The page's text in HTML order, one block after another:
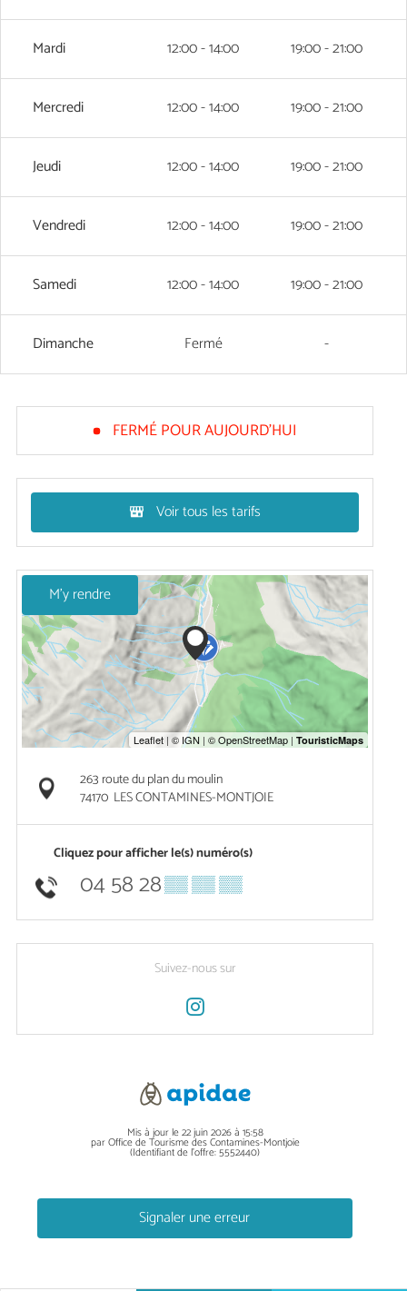
Mardi 12:00 - 14:00 19:00 - 21:00
Mercredi 12:00 - 14:00 19:00 - 21:00
Jeudi 12:00 - 14:00 19:00 - 21:00
Vendredi 12:00 - 14:00 19:00 - 21:00
Samedi 12:00 - 14:00 19:00 - 21:00
Dimanche Fermé -
FERMÉ POUR AUJOURD'HUI
Voir tous les tarifs
M'y rendre
263 route du plan du moulin
74170 LES CONTAMINES-MONTJOIE
Cliquez pour afficher le(s) numéro(s)
04 58 28▒▒ ▒▒ ▒▒
Suivez-nous sur
Mis à jour le 22 juin 2026 à 15:58
par Office de Tourisme des Contamines-Montjoie
(Identifiant de l'offre:5552440)
Signaler une erreur